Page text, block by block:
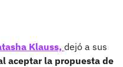
Klauss, dejó a sus
aceptar la propuesta de